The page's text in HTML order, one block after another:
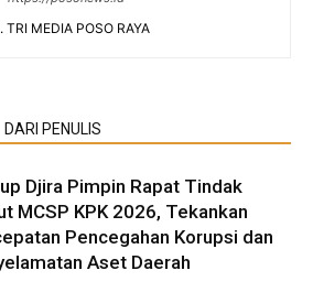
TRI MEDIA POSO RAYA
DARI PENULIS
Djira Pimpin Rapat Tindak
MCSP KPK 2026, Tekankan
Pencegahan Korupsi dan
Aset Daerah